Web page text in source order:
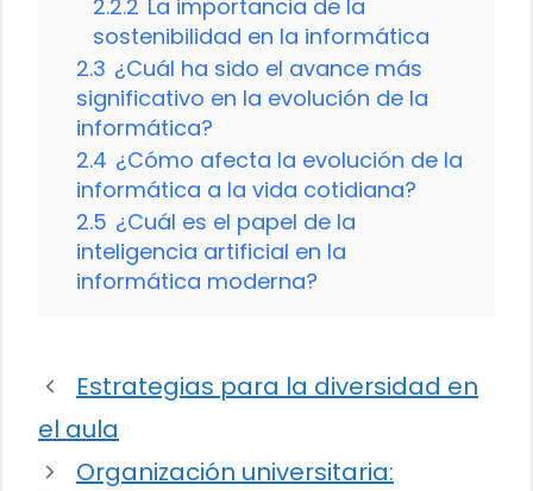
2.2.2 La importancia de la
sostenibilidad en la informática
2.3 ¿Cuál ha sido el avance más
significativo en la evolución de la
informática?
2.4 ¿Cómo afecta la evolución de la
informática a la vida cotidiana?
2.5 ¿Cuál es el papel de la
inteligencia artificial en la
informática moderna?
Estrategias para la diversidad en
el aula
Organización universitaria: